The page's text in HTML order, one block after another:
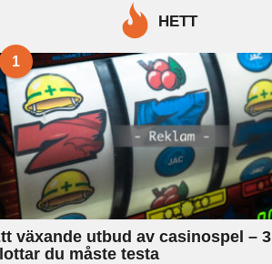
HETT
1
växande utbud av casinospel – 3
du måste testa